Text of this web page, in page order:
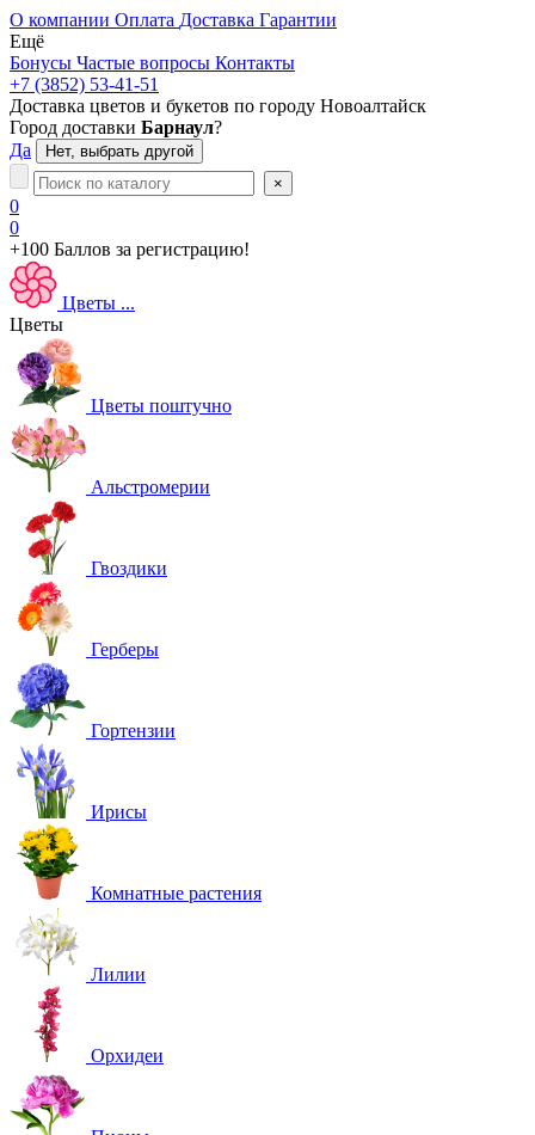
О компании Оплата Доставка Гарантии
Ещё
Бонусы Частые вопросы Контакты
+7 (3852) 53-41-51
Доставка цветов и букетов по городу Новоалтайск
Город доставки Барнаул?
Да
Нет, выбрать другой
×
0
0
+100 Баллов за регистрацию!
Цветы ...
Цветы
Цветы поштучно
Альстромерии
Гвоздики
Герберы
Гортензии
Ирисы
Комнатные растения
Лилии
Орхидеи